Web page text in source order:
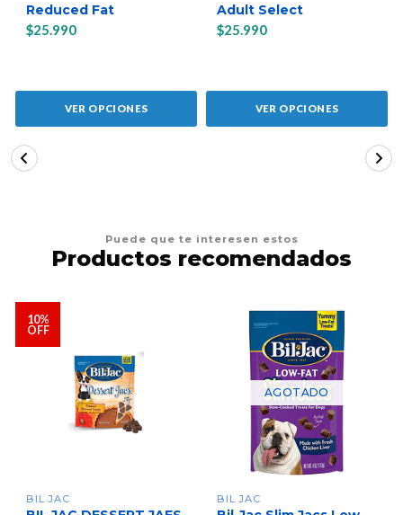
Reduced Fat
$25.990
VER OPCIONES
Adult Select
$25.990
VER OPCIONES
Puede que te interesen estos
Productos recomendados
10%
OFF
BIL JAC
AGOTADO
BIL JAC